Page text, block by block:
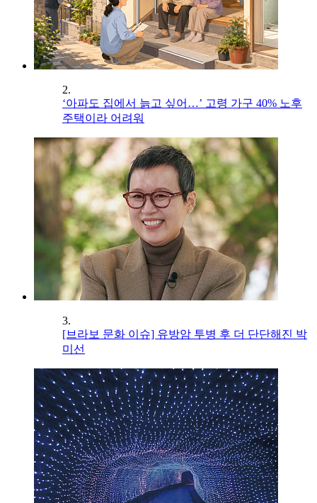
2.
‘아파도 집에서 늙고 싶어…’ 고령 가구 40% 노후
주택이라 어려워
3.
[브라보 문화 이슈] 유방암 투병 후 더 단단해진 박
미선